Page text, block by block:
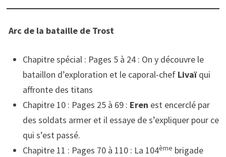
Arc de la bataille de Trost
Chapitre spécial : Pages 5 à 24 : On y découvre le
bataillon d’exploration et le caporal-chef Livaïqui
affronte des titans
Chapitre 10 : Pages 25 à 69 : Eren est encerclé par
des soldats armer et il essaye de s’expliquer pour ce
qui s’est passé.
Chapitre 11 : Pages 70 à 110 : La 104ème brigade